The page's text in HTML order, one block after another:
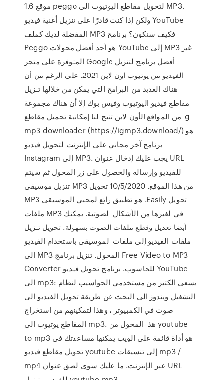
1.6 موقع peggo لتحويل مقاطع اليوتيوب الى MP3.
ولكن إذا كنت قادرًا على تنزيل أغنية فيديو YouTube
المفضلة لديك كملف MP3 فكيف ستكون؟ برنامج
Peggo هو أحد أفضل محولات YouTube إلى MP3 غير
المتوفرة على متجر Google أفضل برنامج لتنزيل
الفيديو من يوتيوب اون لاين 2021. على الرغم من أن
هناك العديد من البرامج التي يمكن من خلالها تنزيل
مقاطع فيديو اليوتيوب وفيس بوك إلا أن هناك مجموعة
من المواقع الأون لاين تتيح لنا إمكانية تحميل مقاطع ig
mp3 downloader (https://igmp3.download/) هو
برنامج آخر مجاني على الإنترنت لتحويل فيديو
Instagram إلى MP3. يجب عليك إدخال عنوان URL
للفيديو وإرساله والحصول على زر المحول ثم سيتم
تنزيل موسيقى MP3 من هذا الموقع. 10/5/2020 تحويل
MP3 هو تطبيق رائع لمحبي الموسيقى .Easily تحويل
ملفات MP3 في لغيرها من الأشكال الصوتية. يمكنك
أيضا تعديل وقطع ملفات الصوت بسهولة. تحويل تنزيل
ملفات الفيديو إلى ملفات الموسيقى باستخدام الفيديو
الى MP3 المحول. تنزيل برنامج Free Video to MP3
Converter للحاسوب. برنامج تحويل فيديو YouTube
الى mp3: يسعى الكثير من مستخدمي الحواسيب لنظام
التشغيل ويندوز الى البحث عن طريقة تحويل الفيديو الى
صوت في الكمبيوتر ، وهذا لتمكينهم من استخراج
المقاطع يوتيوب الى mp3. هذا المحول من youtube
to mp3 هو أداة قائمة على الويب يمكنها مساعدتك في
تحويل مقاطع فيديو youtube إلى تنسيقات mp3 /
mp4 عبر الإنترنت. ما عليك سوى لصق عنوان URL